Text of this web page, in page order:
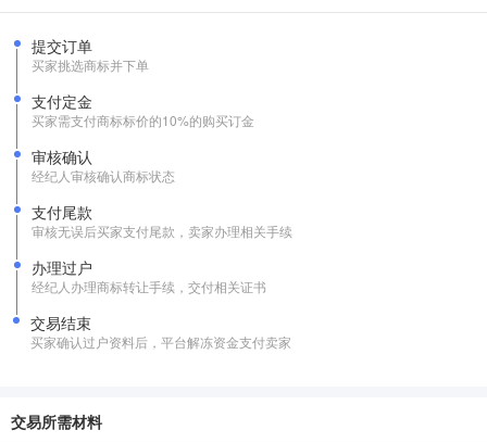
提交订单
买家挑选商标并下单
支付定金
买家需支付商标标价的10%的购买订金
审核确认
经纪人审核确认商标状态
支付尾款
审核无误后买家支付尾款，卖家办理相关手续
办理过户
经纪人办理商标转让手续，交付相关证书
交易结束
买家确认过户资料后，平台解冻资金支付卖家
交易所需材料